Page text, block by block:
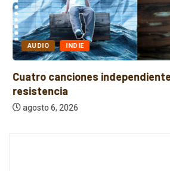
AUDIO INDIE
Cuatro canciones
resistencia
agosto 6, 2026